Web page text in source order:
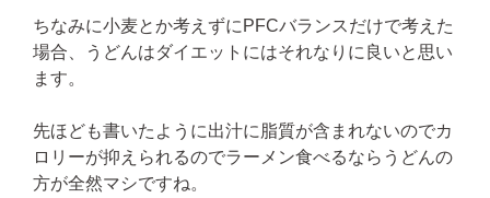
ちなみに小麦とか考えずにPFCバランスだけで考えた
場合、うどんはダイエットにはそれなりに良いと思い
ます。
先ほども書いたように出汁に脂質が含まれないのでカ
ロリーが抑えられるのでラーメン食べるならうどんの
方が全然マシですね。